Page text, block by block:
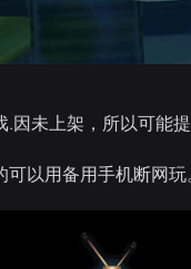
.因未上架，所以可能提
以用备用手机断网玩